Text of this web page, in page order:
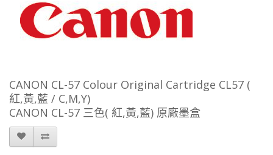
CANON CL-57 Colour Original Cartridge CL57 (
紅,黃,藍 / C,M,Y)
CANON CL-57 三色( 紅,黃,藍) 原廠墨盒